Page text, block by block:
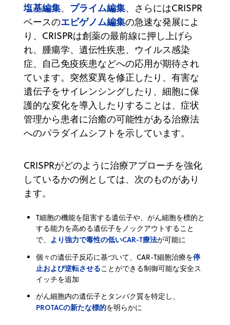
塩基編集、 プライム編集、さらにはCRISPR
ベースのエピゲノム編集の急速な発展によ
り、CRISPRは創薬の最前線に押し上げら
れ、腫瘍学、遺伝性疾患、ウイルス感染
症、自己免疫疾患などへの応用が期待され
ています。突然変異を修正したり、有害な
遺伝子をサイレンシングしたり、細胞に保
護的な変化を導入したりすることは、症状
管理から患者に治癒の可能性がある治療法
へのパラダイムシフトを示しています。
CRISPRがどのように治療アプローチを強化
しているかの例としては、次のものがあり
ます。
T細胞の機能を阻害する遺伝子や、がん細胞を標的と
する能力を高める遺伝子をノックアウトすること
で、 より強力で毒性の低いCAR-T療法が可能に
個々の遺伝子反応に基づいて、CAR-T細胞治療を停
止および逆転させることができる制御可能な安全ス
イッチを追加
がん細胞内の遺伝子とタンパク質を特定し、
PROTACの新たな標的を明らかに